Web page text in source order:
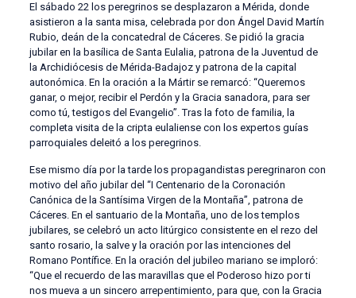
El sábado 22 los peregrinos se desplazaron a Mérida, donde
asistieron a la santa misa, celebrada por don Ángel David Martín
Rubio, deán de la concatedral de Cáceres. Se pidió la gracia
jubilar en la basílica de Santa Eulalia, patrona de la Juventud de
la Archidiócesis de Mérida-Badajoz y patrona de la capital
autonómica. En la oración a la Mártir se remarcó: “Queremos
ganar, o mejor, recibir el Perdón y la Gracia sanadora, para ser
como tú, testigos del Evangelio”. Tras la foto de familia, la
completa visita de la cripta eulaliense con los expertos guías
parroquiales deleitó a los peregrinos.
Ese mismo día por la tarde los propagandistas peregrinaron con
motivo del año jubilar del “I Centenario de la Coronación
Canónica de la Santísima Virgen de la Montaña”, patrona de
Cáceres. En el santuario de la Montaña, uno de los templos
jubilares, se celebró un acto litúrgico consistente en el rezo del
santo rosario, la salve y la oración por las intenciones del
Romano Pontífice. En la oración del jubileo mariano se imploró:
“Que el recuerdo de las maravillas que el Poderoso hizo por ti
nos mueva a un sincero arrepentimiento, para que, con la Gracia